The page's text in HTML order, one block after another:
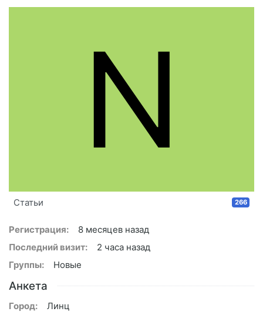
N
Статьи 266
Регистрация:
8 месяцев назад
Последний визит:
2 часа назад
Группы:
Новые
Анкета
Город: Линц